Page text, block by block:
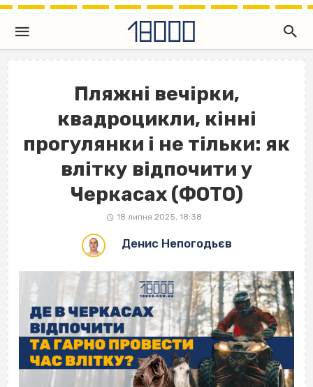
Пляжні вечірки,
квадроцикли, кінні
прогулянки і не тільки: як
влітку відпочити у
Черкасах (ФОТО)
18 липня 2025, 18:38
Денис Непогодьєв